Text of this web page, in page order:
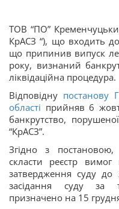
ТОВ “ПО”
КрАСЗ “), що входить до
що припинив випуск
року, визнаний
ліквідаційна процедура.
Відповідну постанову
області прийняв 6
банкрутство,
“КрАСЗ”.
Згідно з постановою,
скласти реєстр
затвердження суду до
засідання суду за
призначено на 15